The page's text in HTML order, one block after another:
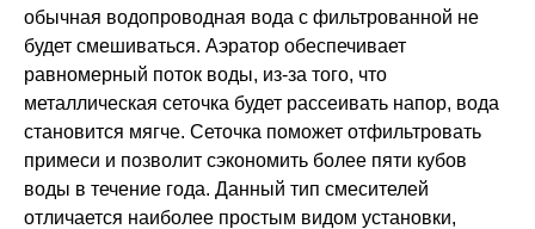
обычная водопроводная вода с фильтрованной не
будет смешиваться. Аэратор обеспечивает
равномерный поток воды, из-за того, что
металлическая сеточка будет рассеивать напор, вода
становится мягче. Сеточка поможет отфильтровать
примеси и позволит сэкономить более пяти кубов
воды в течение года. Данный тип смесителей
отличается наиболее простым видом установки,